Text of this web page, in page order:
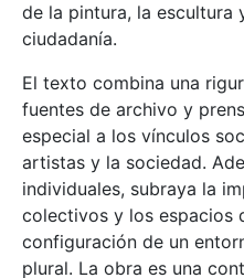
de la pintura, la
ciudadanía.
El texto combina una
fuentes de archivo y
especial a los vínculos
artistas y la sociedad.
individuales, subraya la
colectivos y los espacios
configuración de un
plural. La obra es una